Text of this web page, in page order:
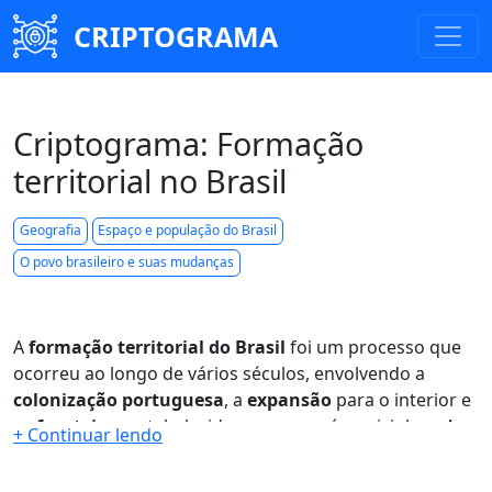
CRIPTOGRAMA
Criptograma: Formação
territorial no Brasil
Geografia
Espaço e população do Brasil
O povo brasileiro e suas mudanças
Aformação territorial do Brasil foi um processo que
ocorreu ao longo de vários séculos, envolvendo a
colonização portuguesa, a expansão para o interior e
asfronteirasestabelecidas com os países vizinhos. A
princípio, oslimites